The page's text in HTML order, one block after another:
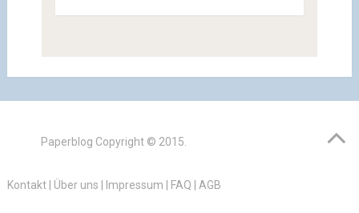
Paperblog Copyright © 2015.
Kontakt| Über uns Impressum FAQ AGB